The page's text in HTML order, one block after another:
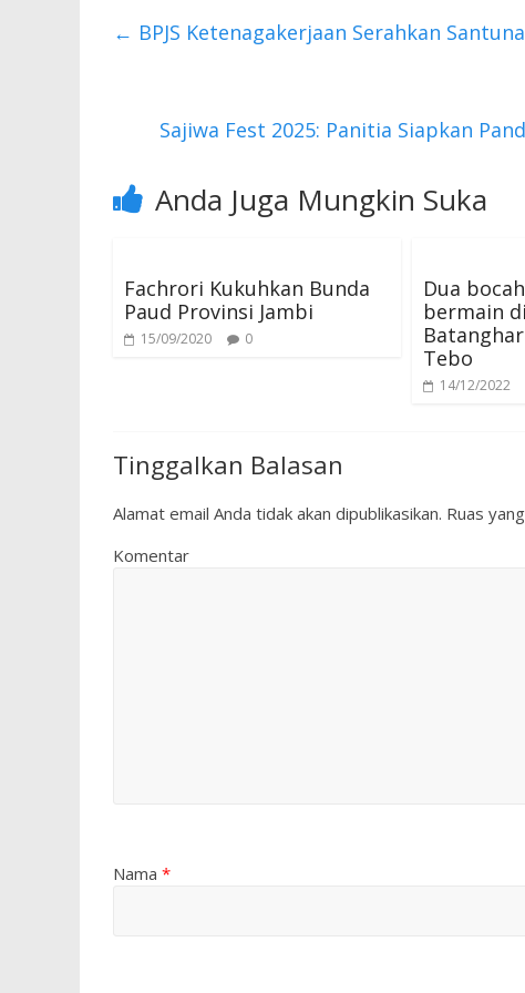
b
k
er s
p
← BPJS Ketenagakerjaan Serahkan
Sajiwa Fest 2025: Panitia Siapkan
Anda Juga Mungkin Suka
Fachrori Kukuhkan Bunda
Paud Provinsi Jambi
15/09/2020 0
Dua
bermain
Tebo
14/12/2022
Tinggalkan Balasan
Alamat email Anda tidak akan dipublikasikan. Ruas
Komentar
Nama *